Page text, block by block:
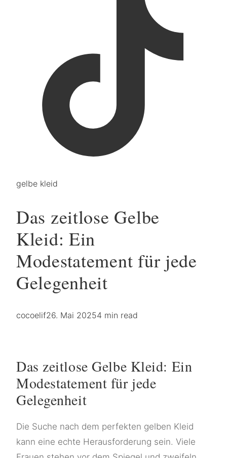
gelbe kleid
Das zeitlose Gelbe
Kleid: Ein
Modestatement für jede
Gelegenheit
cocoelif26. Mai 20254 min read
Das zeitlose Gelbe Kleid: Ein
Modestatement für jede
Gelegenheit
Die Suche nach dem perfekten gelben Kleid
kann eine echte Herausforderung sein. Viele